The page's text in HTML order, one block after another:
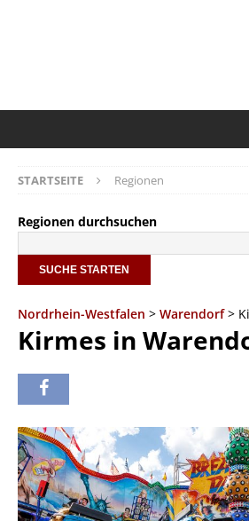
STARTSEITE Regionen
Regionen durchsuchen
Nordrhein-Westfalen > Warendorf>
Kirmes in